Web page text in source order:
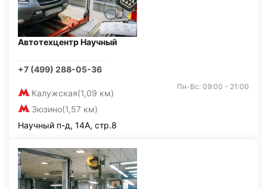
Автотехцентр Научный
+7 (499) 288-05-36
Калужская(1,09 км)
Зюзино(1,57 км)
Пн-Вс: 09:00 - 21:00
Научный п-д, 14А, стр.8